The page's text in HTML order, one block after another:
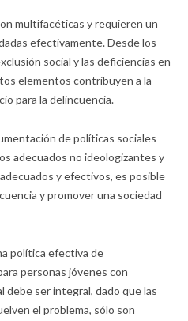
multifacéticas y requieren un
efectivamente. Desde los
social y las deficiencias en
elementos contribuyen a la
para la delincuencia.
de políticas sociales
adecuados no ideologizantes y
y efectivos, es posible
y promover una sociedad
política efectiva de
personas jóvenes con
debe ser integral, dado que las
el problema, sólo son